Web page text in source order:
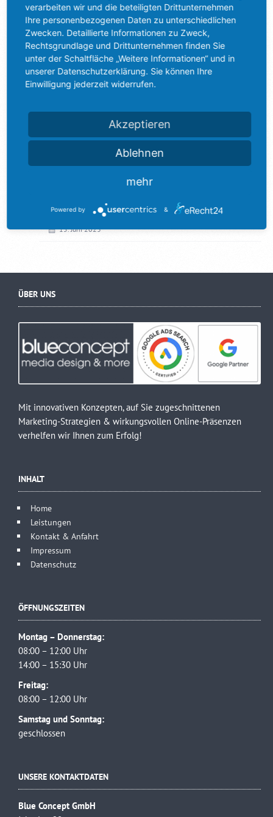
17. September 2024
Tag des Webdesigners
31. Mai 2024
Online-Marketing Magdeburg
18. Juli 2023
Neue Homepage Magdeburg
Recruiting über eBay-Kleinanzeigen – Das
müssen Sie wissen
Google for Jobs – Wir klären auf
15. Juni 2023
ÜBER UNS
Mit innovativen Konzepten, auf Sie zugeschnittenen
Marketing-Strategien & wirkungsvollen Online-Präsenzen
verhelfen wir Ihnen zum Erfolg!
INHALT
Home
Leistungen
Kontakt & Anfahrt
Impressum
Datenschutz
ÖFFNUNGSZEITEN
Montag – Donnerstag:
08:00 – 12:00 Uhr
14:00 – 15:30 Uhr
Freitag:
08:00 – 12:00 Uhr
Samstag und Sonntag:
geschlossen
UNSERE KONTAKTDATEN
Blue Concept GmbH
verarbeiten wir und die beteiligten Drittunternehmen
Ihre personenbezogenen Daten zu unterschiedlichen
Zwecken. Detaillierte Informationen zu Zweck,
Rechtsgrundlage und Drittunternehmen finden Sie
unter der Schaltfläche „Weitere Informationen“ und in
unserer Datenschutzerklärung. Sie können Ihre
Einwilligung jederzeit widerrufen.
Akzeptieren
Ablehnen
mehr
Powered by &